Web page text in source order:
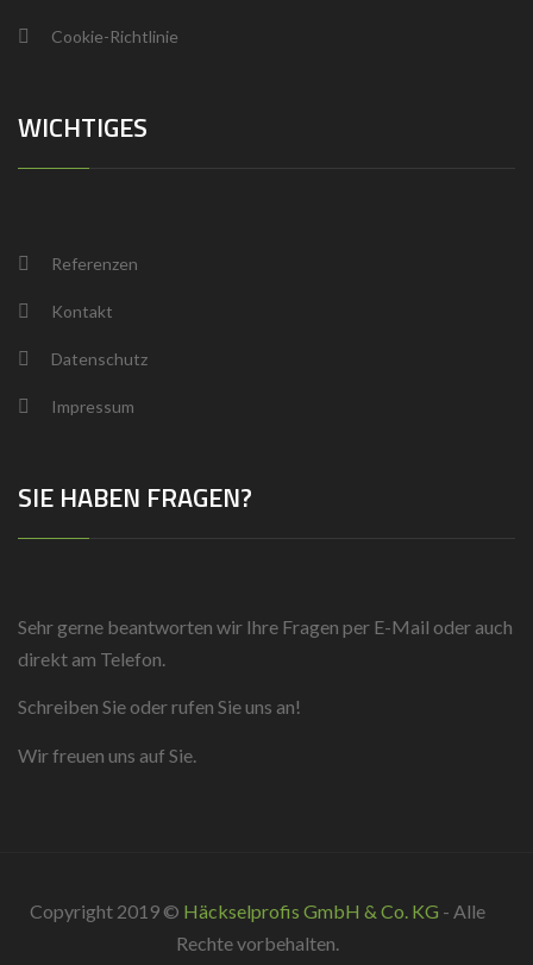
Cookie-Richtlinie
WICHTIGES
Referenzen
Kontakt
Datenschutz
Impressum
SIE HABEN FRAGEN?
Sehr gerne beantworten wir Ihre Fragen per E-Mail oder auch
direkt am Telefon.
Schreiben Sie oder rufen Sie uns an!
Wir freuen uns auf Sie.
Copyright 2019 © Häckselprofis GmbH & Co. KG - Alle
Rechte vorbehalten.